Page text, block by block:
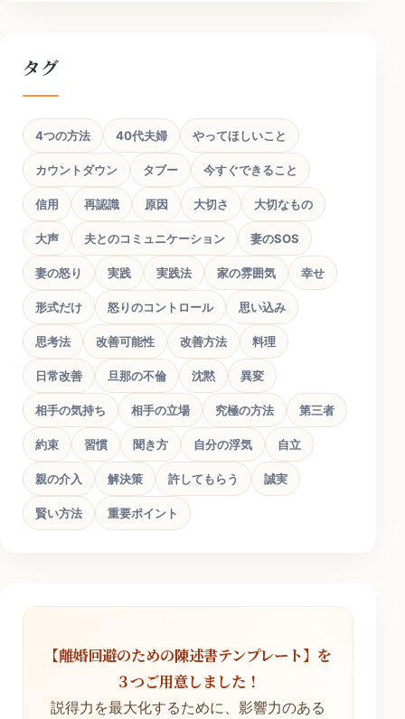
タグ
4つの方法 40代夫婦 やってほしいこと
カウントダウン タブー 今すぐできること
信用 再認識 原因 大切さ 大切なもの
大声 夫とのコミュニケーション 妻のSOS
妻の怒り 実践 実践法 家の雰囲気 幸せ
形式だけ 怒りのコントロール 思い込み
思考法 改善可能性 改善方法 料理
日常改善 旦那の不倫 沈黙 異変
相手の気持ち 相手の立場 究極の方法 第三者
約束 習慣 聞き方 自分の浮気 自立
親の介入 解決策 許してもらう 誠実
賢い方法 重要ポイント
【離婚回避のための陳述書テンプレート】を
３つご用意しました！
説得力を最大化するために、影響力のある